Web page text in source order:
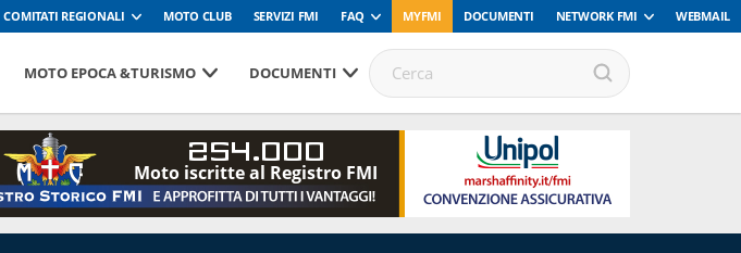
COMITATI REGIONALI MOTO CLUB SERVIZI FMI FAQ MYFMI DOCUMENTI NETWORK FMI WEBMAIL
MOTO EPOCA &TURISMO DOCUMENTI
254.000
Moto iscritte al Registro FMI